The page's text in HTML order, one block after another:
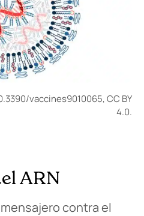
vaccines9010065, CC BY
4.0.
ARN
contra el